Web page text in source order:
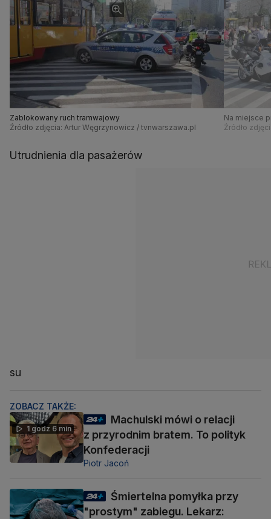
Zablokowany ruch tramwajowy
Źródło zdjęcia: Artur Węgrzynowicz / tvnwarszawa.pl
Na miejsce
Źródło
Utrudnienia dla pasażerów
su
ZOBACZ TAKŻE:
1 godz 6 min
Machulski mówi o relacji
z przyrodnim bratem. To polityk
Konfederacji
Piotr Jacoń
Śmiertelna pomyłka przy
"prostym" zabiegu. Lekarz: